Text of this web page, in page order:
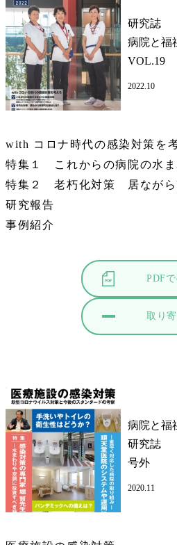
研究誌
病院と福
VOL.19
2022.10
with コロナ時代の感染対策を
特集１ これからの病院の水ま
特集２ 老朽化対策 居ながら
研究報告
事例紹介
PDF
取り
病院と福
研究誌
号外
2020.11